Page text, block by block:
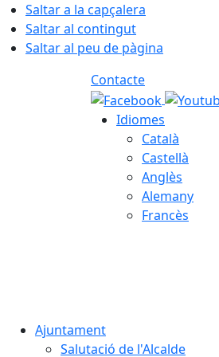
Saltar a la capçalera
Saltar al contingut
Saltar al peu de pàgina
Contacte
Idiomes
Català
Castellà
Anglès
Alemany
Francès
Ajuntament
Salutació de l'Alcalde